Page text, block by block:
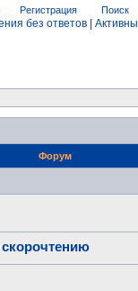
Регистрация Поиск
без ответов
Форум